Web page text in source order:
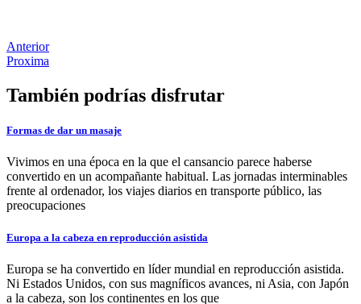
Anterior
Proxima
También podrías disfrutar
Formas de dar un masaje
Vivimos en una época en la que el cansancio parece haberse
convertido en un acompañante habitual. Las jornadas interminables
frente al ordenador, los viajes diarios en transporte público, las
preocupaciones
Europa a la cabeza en reproducción asistida
Europa se ha convertido en líder mundial en reproducción asistida.
Ni Estados Unidos, con sus magníficos avances, ni Asia, con Japón
a la cabeza, son los continentes en los que